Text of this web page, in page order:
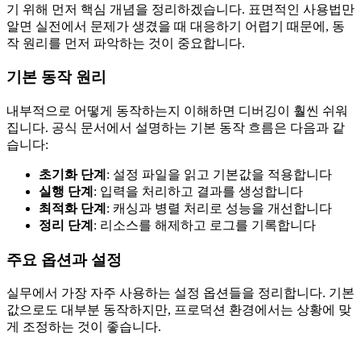
기 위해 먼저 핵심 개념을 정리하겠습니다. 표면적인 사용법만
알면 실전에서 문제가 생겼을 때 대응하기 어렵기 때문에, 동
작 원리를 먼저 파악하는 것이 중요합니다.
기본 동작 원리
내부적으로 어떻게 동작하는지 이해하면 디버깅이 훨씬 쉬워
집니다. 공식 문서에서 설명하는 기본 동작 흐름은 다음과 같
습니다:
초기화 단계 : 설정 파일을 읽고 기본값을 적용합니다
실행 단계 : 입력을 처리하고 결과를 생성합니다
최적화 단계 : 캐싱과 병렬 처리로 성능을 개선합니다
정리 단계 : 리소스를 해제하고 로그를 기록합니다
주요 옵션과 설정
실무에서 가장 자주 사용하는 설정 옵션들을 정리합니다. 기본
값으로도 대부분 동작하지만, 프로덕션 환경에서는 상황에 맞
게 조정하는 것이 좋습니다.